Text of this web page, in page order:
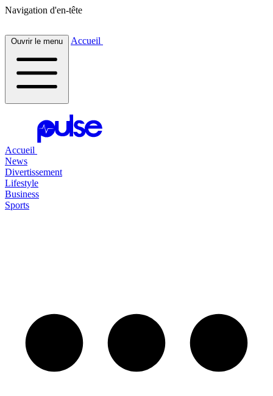
Navigation d'en-tête
Ouvrir le menu Accueil
Accueil
News
Divertissement
Lifestyle
Business
Sports